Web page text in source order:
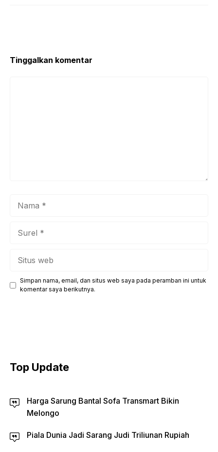
Tinggalkan komentar
Simpan nama, email, dan situs web saya pada peramban ini untuk
komentar saya berikutnya.
Top Update
Harga Sarung Bantal Sofa Transmart Bikin
Melongo
Piala Dunia Jadi Sarang Judi Triliunan Rupiah